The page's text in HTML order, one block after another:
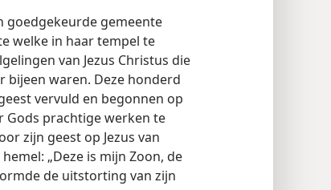
goedgekeurde gemeente
welke in haar tempel te
van Jezus Christus die
waren. Deze honderd
vervuld en begonnen op
Gods prachtige werken te
zijn geest op Jezus van
„Deze is mijn Zoon, de
de uitstorting van zijn